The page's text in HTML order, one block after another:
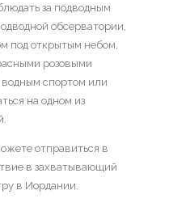
за подводным
обсерватории,
под открытым небом,
розовыми
водным спортом или
на одном из
отправиться в
в захватывающий
в Иордании.